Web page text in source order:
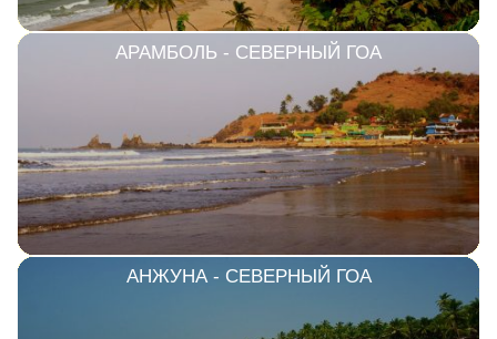
АРАМБОЛЬ - СЕВЕРНЫЙ ГОА
АНЖУНА - СЕВЕРНЫЙ ГОА